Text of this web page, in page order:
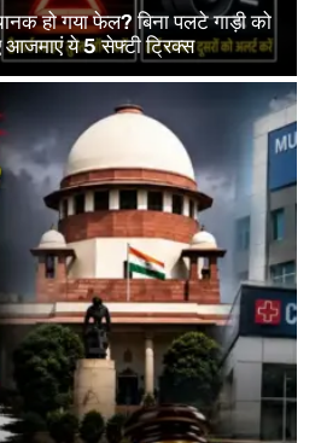
हो गया फेल? बिना पलटे गाड़ी को
आजमाएं ये 5 सेफ्टी ट्रिक्स